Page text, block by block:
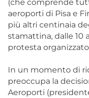
(che comprende
aeroporti di Pisa e
più altri centinaia
stamattina, dalle 10
protesta
In un momento di
preoccupa la
Aeroporti